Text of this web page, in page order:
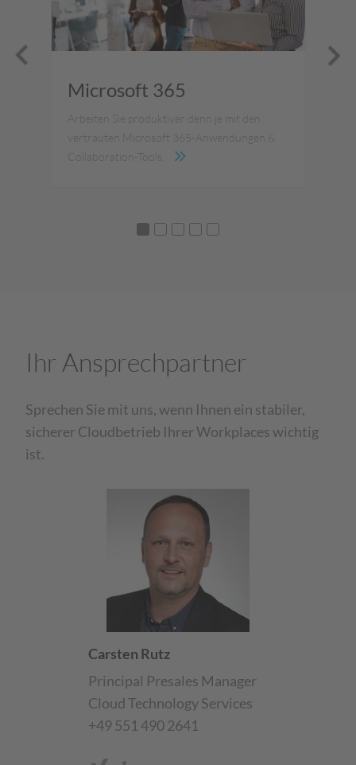
Microsoft 365
Arbeiten Sie produktiver denn je mit den
vertrauten Microsoft 365-Anwendungen &
Collaboration-Tools.
Ihr Ansprechpartner
Sprechen Sie mit uns, wenn Ihnen ein stabiler,
sicherer Cloudbetrieb Ihrer Workplaces wichtig
ist.
Carsten Rutz
Principal Presales Manager
Cloud Technology Services
+49 551 490 2641